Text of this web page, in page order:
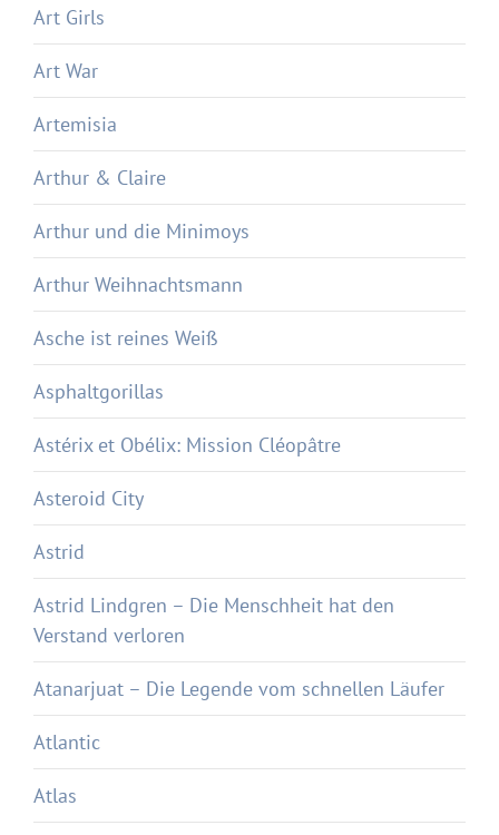
Art Girls
Art War
Artemisia
Arthur & Claire
Arthur und die Minimoys
Arthur Weihnachtsmann
Asche ist reines Weiß
Asphaltgorillas
Astérix et Obélix: Mission Cléopâtre
Asteroid City
Astrid
Astrid Lindgren – Die Menschheit hat den
Verstand verloren
Atanarjuat – Die Legende vom schnellen Läufer
Atlantic
Atlas